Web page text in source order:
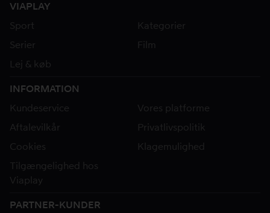
VIAPLAY
Sport
Kategorier
Serier
Film
Lej & køb
INFORMATION
Kundeservice
Vores platforme
Aftalevilkår
Privatlivspolitik
Cookies
Klagemulighed
Tilgængelighed hos
Viaplay
PARTNER-KUNDER